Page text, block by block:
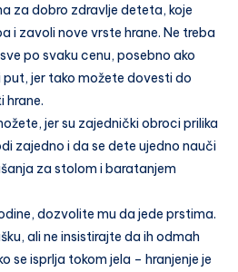
za dobro zdravlje deteta, koje
i zavoli nove vrste hrane. Ne treba
po svaku cenu, posebno ako
put, jer tako možete dovesti do
hrane.
jer su zajednički obroci prilika
zajedno i da se dete ujedno nauči
za stolom i baratanjem
dozvolite mu da jede prstima.
ali ne insistirajte da ih odmah
se isprlja tokom jela – hranjenje je